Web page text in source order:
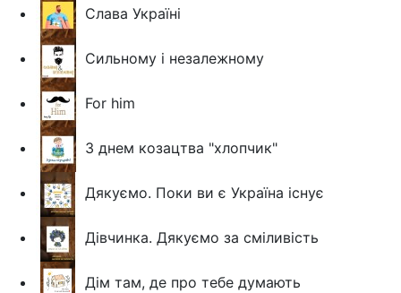
Слава Україні
Сильному і незалежному
For him
З днем козацтва "хлопчик"
Дякуємо. Поки ви є Україна існує
Дівчинка. Дякуємо за сміливість
Дім там, де про тебе думають